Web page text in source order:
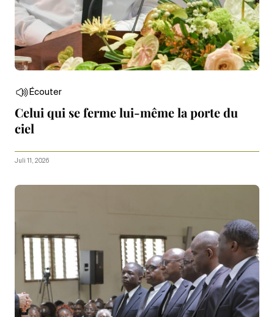
Écouter
Celui qui se ferme lui-même la porte du
ciel
Juli 11, 2026